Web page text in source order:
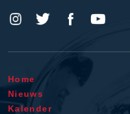
Home
Nieuws
Kalender